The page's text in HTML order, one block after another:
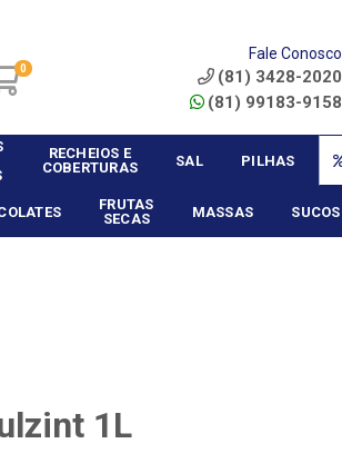
0
Fale Conosco
(81) 3428-2020
(81) 99183-9158
RECHEIOS E
COBERTURAS
SAL PILHAS
FRUTAS
SECAS
MASSAS SUCOS
1L